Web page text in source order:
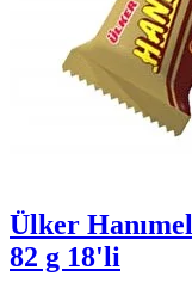
Ülker
82 g 18'li